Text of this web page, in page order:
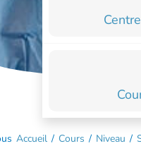
Accueil / Cours / Niveau /
FORMATIONS
CONTACT